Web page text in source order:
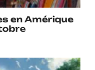
en Amérique